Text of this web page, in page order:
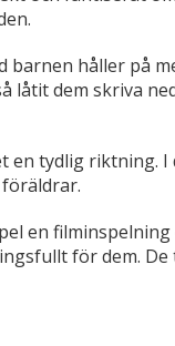
håller på
dem skriva
tydlig riktning.
en
för dem.